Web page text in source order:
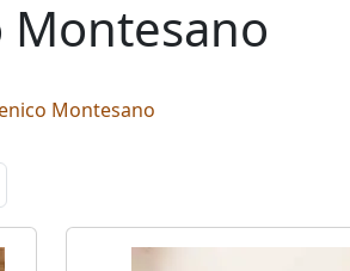
Montesano